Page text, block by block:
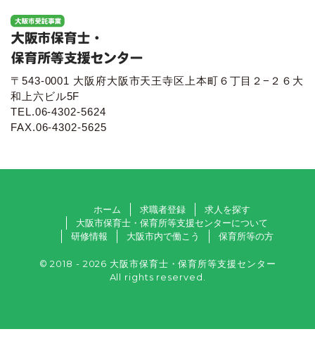
〒543-0001 大阪府大阪市天王寺区上本町６丁目２−２６大
和上六ビル5F
TEL.06-4302-5624
FAX.06-4302-5625
ホーム 求職者登録
求人を探す
大阪市保育士・保育所等支援センターについて
研修情報
大阪市内で働こう 保育所等の方
© 2018 - 2026 大阪市保育士・保育所等支援センター
All rights reserved.